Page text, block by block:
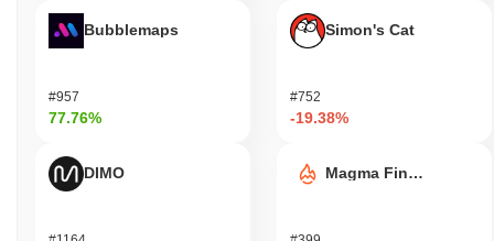
Bubblemaps
#957
77.76%
DIMO
Simon's Cat
#752
-19.38%
Magma Finance